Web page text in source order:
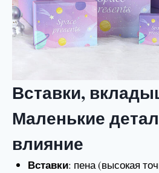
Вставки,
Маленькие
влияние
Вставки: пена (высокая